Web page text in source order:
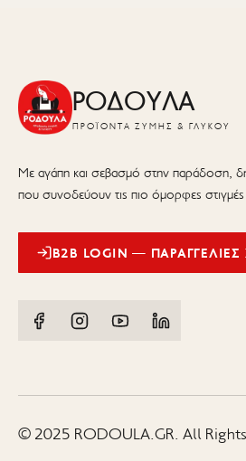
ΡΟΔΟΥΛΑ
ΠΡΟΪΌΝΤΑ ΖΎΜΗΣ & ΓΛΥΚΟΎ
Με αγάπη και σεβασμό στην παράδοση,
που συνοδεύουν τις πιο όμορφες
B2B LOGIN —
© 2025 RODOULA.GR. All Rights